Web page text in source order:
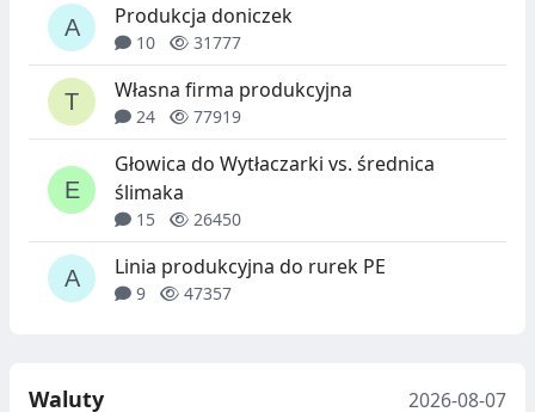
Produkcja doniczek
10 31777
Własna firma produkcyjna
24 77919
Głowica do Wytłaczarki vs. średnica
ślimaka
15 26450
Linia produkcyjna do rurek PE
9 47357
Waluty
2026-08-07